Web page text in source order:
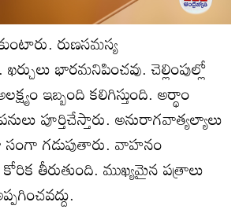
రుణసమస్య
భారమనిపించవు. చెల్లింపుల్లో
ఇబ్బంది కలిగిస్తుంది. అర్థాం
పూర్తిచేస్తారు. అనురాగవాత్యల్యాలు
సంగా గడుపుతారు. వాహనం
తీరుతుంది. ముఖ్యమైన పత్రాలు